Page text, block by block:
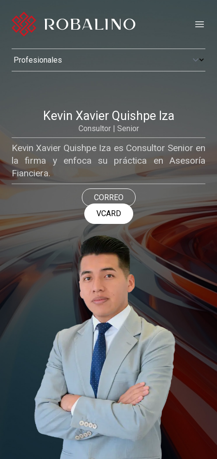
Kevin Xavier Quishpe Iza
Consultor | Senior
Kevin Xavier Quishpe Iza es Consultor Senior en
la firma y enfoca su práctica en Asesoría
Fianciera.
CORREO
VCARD